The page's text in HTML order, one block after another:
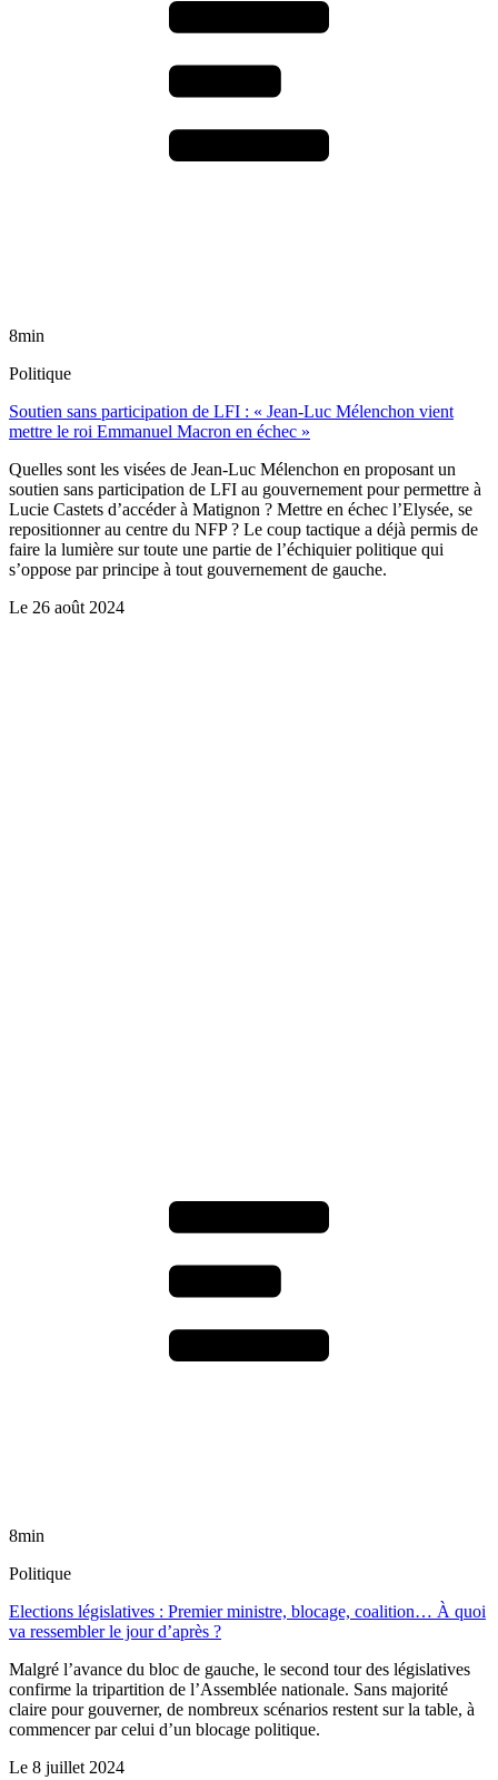
8min
Politique
Soutien sans participation de LFI : « Jean-Luc Mélenchon vient
mettre le roi Emmanuel Macron en échec »
Quelles sont les visées de Jean-Luc Mélenchon en proposant un
soutien sans participation de LFI au gouvernement pour permettre à
Lucie Castets d’accéder à Matignon ? Mettre en échec l’Elysée, se
repositionner au centre du NFP ? Le coup tactique a déjà permis de
faire la lumière sur toute une partie de l’échiquier politique qui
s’oppose par principe à tout gouvernement de gauche.
Le 26 août 2024
8min
Politique
Elections législatives : Premier ministre, blocage, coalition… À quoi
va ressembler le jour d’après ?
Malgré l’avance du bloc de gauche, le second tour des législatives
confirme la tripartition de l’Assemblée nationale. Sans majorité
claire pour gouverner, de nombreux scénarios restent sur la table, à
commencer par celui d’un blocage politique.
Le 8 juillet 2024